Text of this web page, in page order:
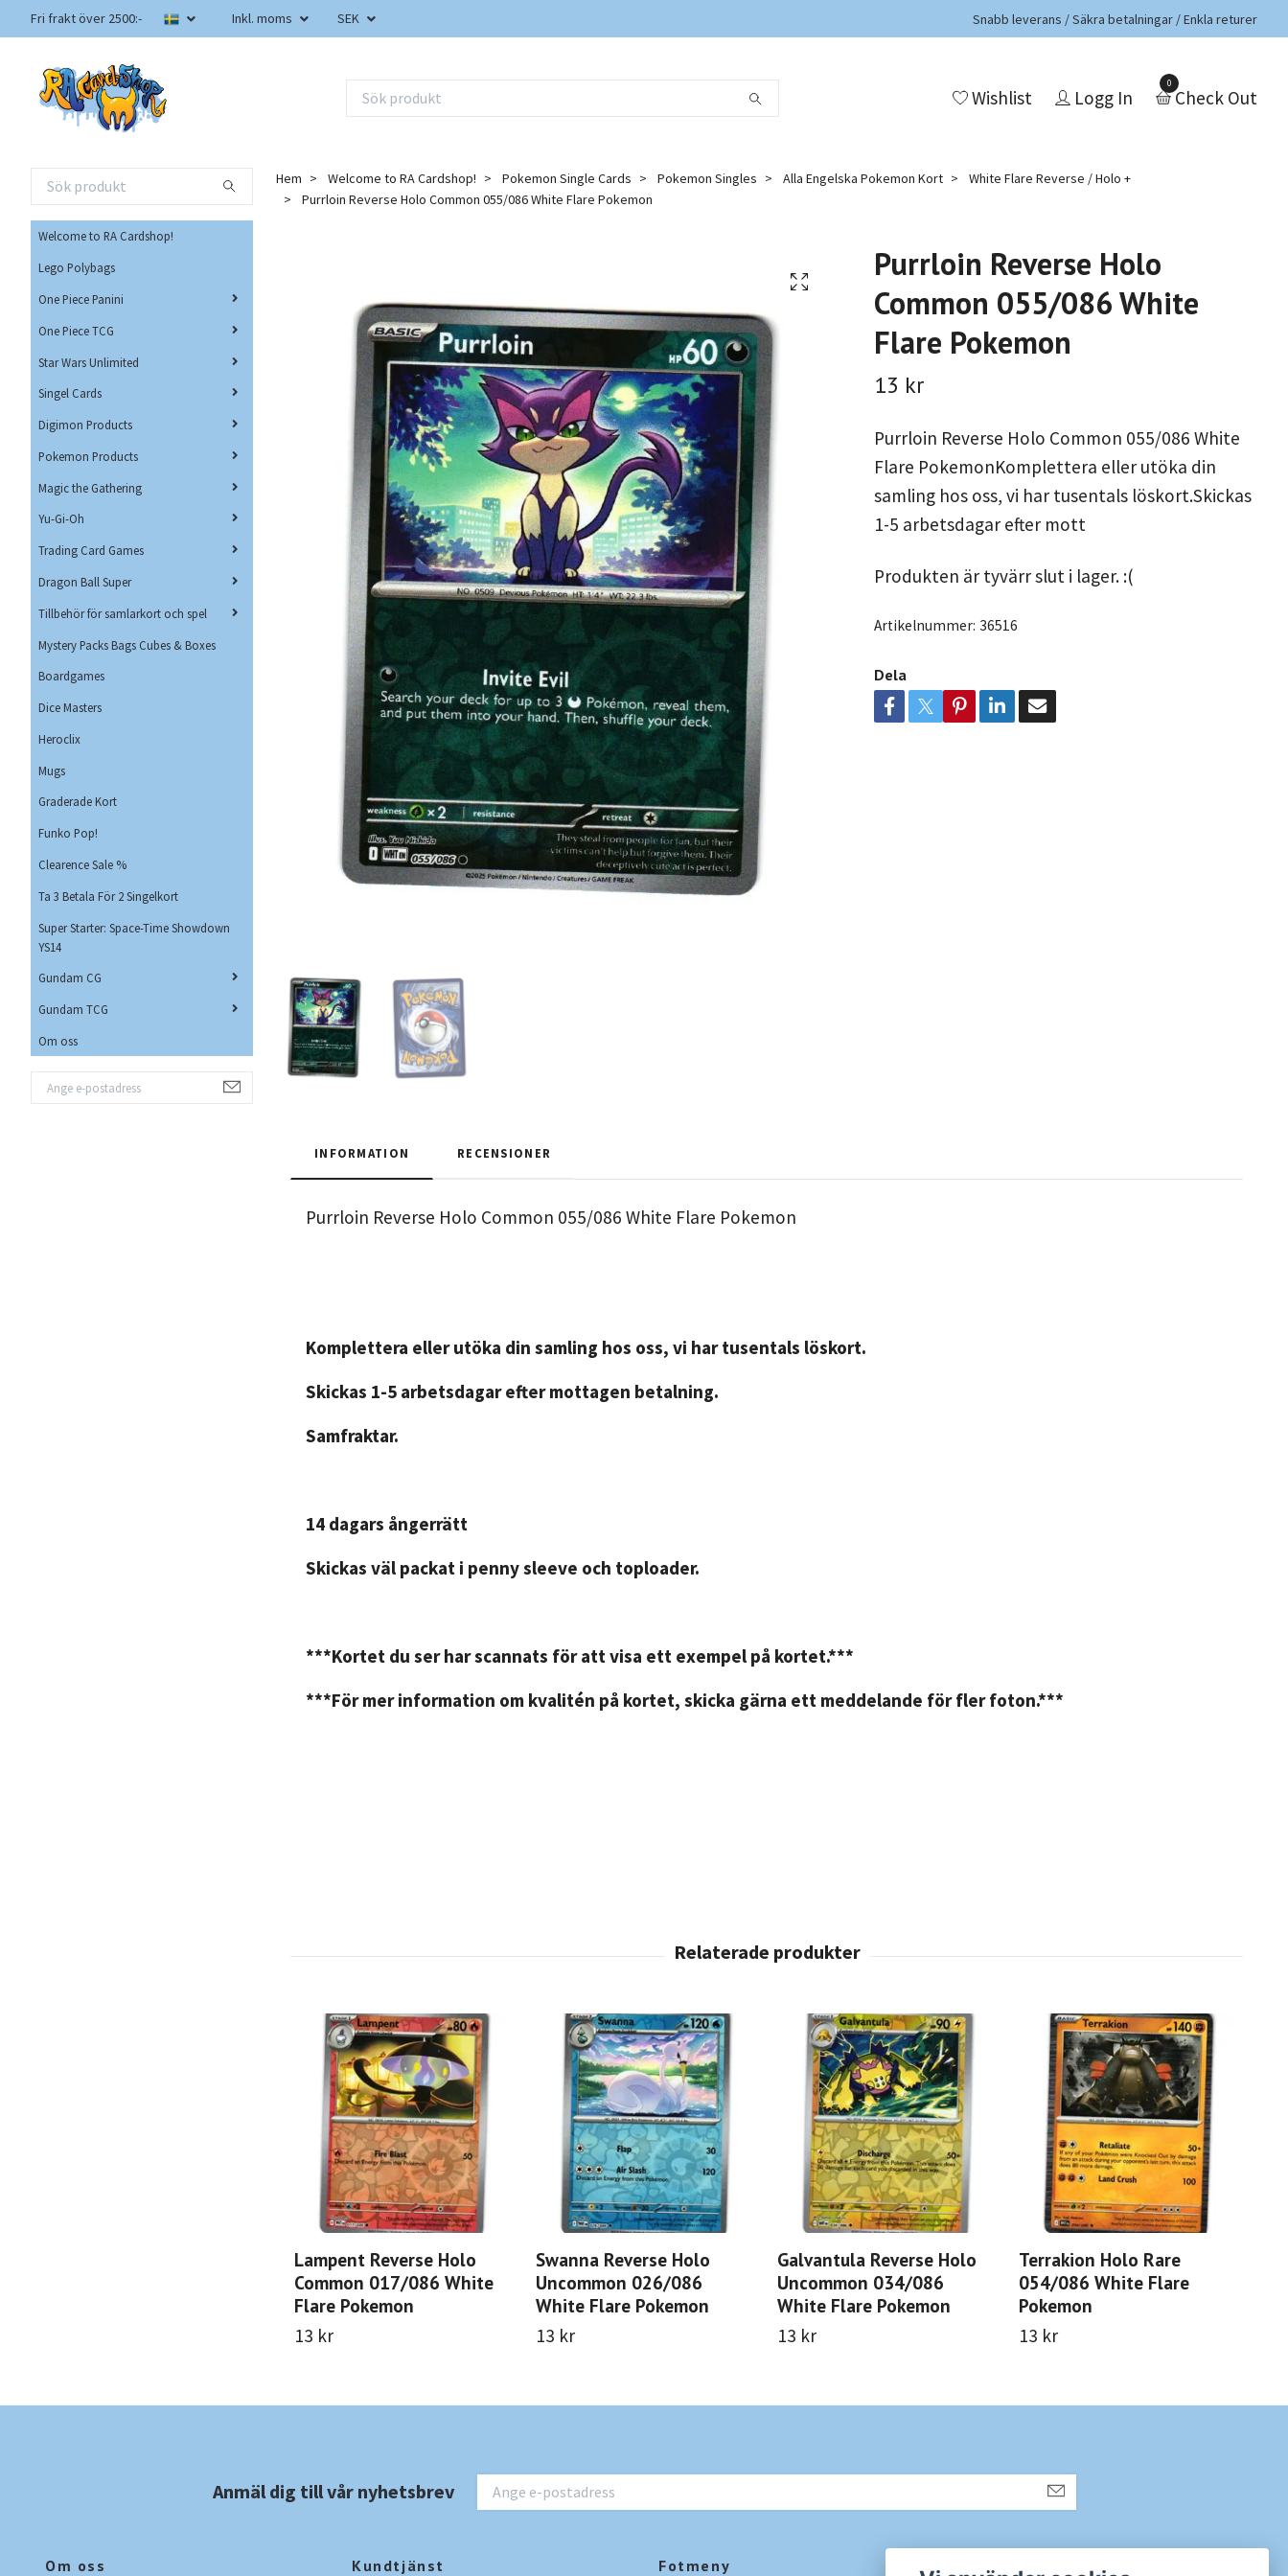
Fri frakt över 2500:- Inkl. moms SEK Snabb leverans / Säkra betalningar / Enkla returer
Wishlist Logg In
0
Check Out
Welcome to RA Cardshop!
Lego Polybags
One Piece Panini
One Piece TCG
Star Wars Unlimited
Singel Cards
Digimon Products
Pokemon Products
Magic the Gathering
Yu-Gi-Oh
Trading Card Games
Dragon Ball Super
Tillbehör för samlarkort och spel
Mystery Packs Bags Cubes & Boxes
Boardgames
Dice Masters
Heroclix
Mugs
Graderade Kort
Funko Pop!
Clearence Sale %
Ta 3 Betala För 2 Singelkort
Super Starter: Space-Time Showdown
YS14
Gundam CG
Gundam TCG
Om oss
Hem Welcome to RA Cardshop! Pokemon Single Cards Pokemon Singles Alla Engelska Pokemon Kort
White Flare Reverse / Holo +
Purrloin Reverse Holo Common 055/086 White Flare Pokemon
Purrloin Reverse Holo
Common 055/086 White
Flare Pokemon
13 kr
Purrloin Reverse Holo Common 055/086 White
Flare PokemonKomplettera eller utöka din
samling hos oss, vi har tusentals löskort.Skickas
1-5 arbetsdagar efter mott
Produkten är tyvärr slut i lager. :(
Artikelnummer: 36516
Dela
INFORMATION RECENSIONER
Purrloin Reverse Holo Common 055/086 White Flare Pokemon
Komplettera eller utöka din samling hos oss, vi har tusentals löskort.
Skickas 1-5 arbetsdagar efter mottagen betalning.
Samfraktar.
14 dagars ångerrätt
Skickas väl packat i penny sleeve och toploader.
***Kortet du ser har scannats för att visa ett exempel på kortet.***
***För mer information om kvalitén på kortet, skicka gärna ett meddelande för fler foton.***
Lampent Reverse Holo
Common 017/086 White
Flare Pokemon
13 kr
Swanna Reverse Holo
Uncommon 026/086
White Flare Pokemon
13 kr
Galvantula Reverse Holo
Uncommon 034/086
White Flare Pokemon
13 kr
Terrakion Holo Rare
054/086 White Flare
Pokemon
13 kr
Anmäl dig till vår nyhetsbrev
Om oss Kundtjänst Fotmeny